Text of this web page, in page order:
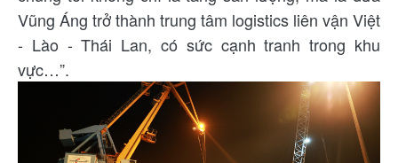
Vũng Áng trở thành trung tâm logistics liên vận Việt
- Lào - Thái Lan, có sức cạnh tranh trong khu
vực…”.